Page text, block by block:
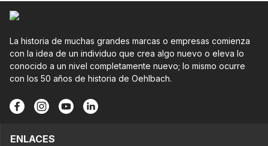
La historia de muchas grandes marcas o empresas comienza
con la idea de un individuo que crea algo nuevo o eleva lo
conocido a un nivel completamente nuevo; lo mismo ocurre
con los 50 años de historia de Oehlbach.
ENLACES